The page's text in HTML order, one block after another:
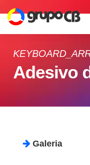
Adesivo
Galeria